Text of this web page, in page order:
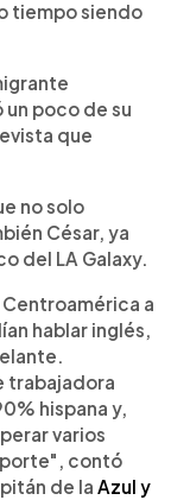
tiempo siendo
un poco de su
que
no solo
César, ya
del LA Galaxy.
Centroamérica a
hablar inglés,
trabajadora
hispana y,
varios
contó
de la Azul y